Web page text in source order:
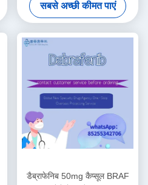
सबसे अच्छी कीमत पाएं
डैब्राफेनिब 50mg कैप्सूल BRAF